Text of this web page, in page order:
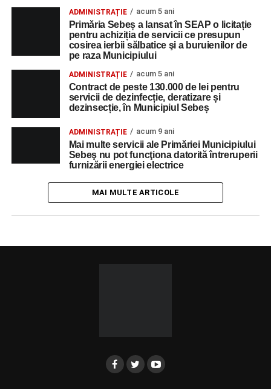
ADMINISTRAȚIE acum 5 ani
Primăria Sebeș a lansat în SEAP o licitație
pentru achiziția de servicii ce presupun
cosirea ierbii sălbatice şi a buruienilor de
pe raza Municipiului
ADMINISTRAȚIE acum 5 ani
Contract de peste 130.000 de lei pentru
servicii de dezinfecție, deratizare și
dezinsecție, în Municipiul Sebeș
ADMINISTRAȚIE acum 9 ani
Mai multe servicii ale Primăriei Municipiului
Sebeş nu pot funcţiona datorită întreruperii
furnizării energiei electrice
MAI MULTE ARTICOLE